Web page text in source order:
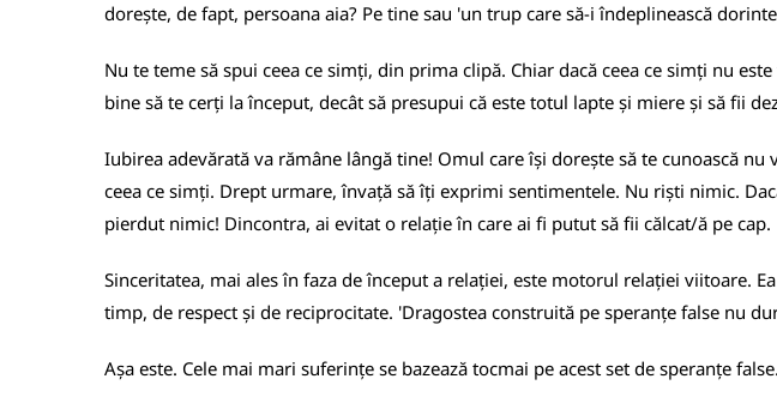
dorește, de fapt, persoana aia? Pe tine sau 'un trup care să-i îndeplinească
Nu te teme să spui ceea ce simți, din prima clipă. Chiar dacă ceea ce simți nu
bine să te cerți la început, decât să presupui că este totul lapte și miere și să fii
Iubirea adevărată va rămâne lângă tine! Omul care își dorește să te cunoască
ceea ce simți. Drept urmare, învață să îți exprimi sentimentele. Nu riști nimic.
pierdut nimic! Dincontra, ai evitat o relație în care ai fi putut să fii călcat/ă pe cap.
Sinceritatea, mai ales în faza de început a relației, este motorul relației viitoare.
timp, de respect și de reciprocitate. 'Dragostea construită pe speranțe false nu
Așa este. Cele mai mari suferințe se bazează tocmai pe acest set de speranțe false.